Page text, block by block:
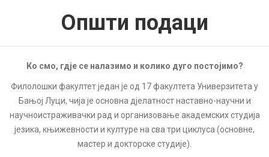
Општи подаци
Ко смо, гдје се налазимо и колико дуго постојимо?
Филолошки факултет један је од 17 факултета Универзитета у
Бањој Луци, чија је основна дјелатност наставно-научни и
научноистраживачки рад и организовање академских студија
језика, књижевности и културе на сва три циклуса (основне,
мастер и докторске студије).